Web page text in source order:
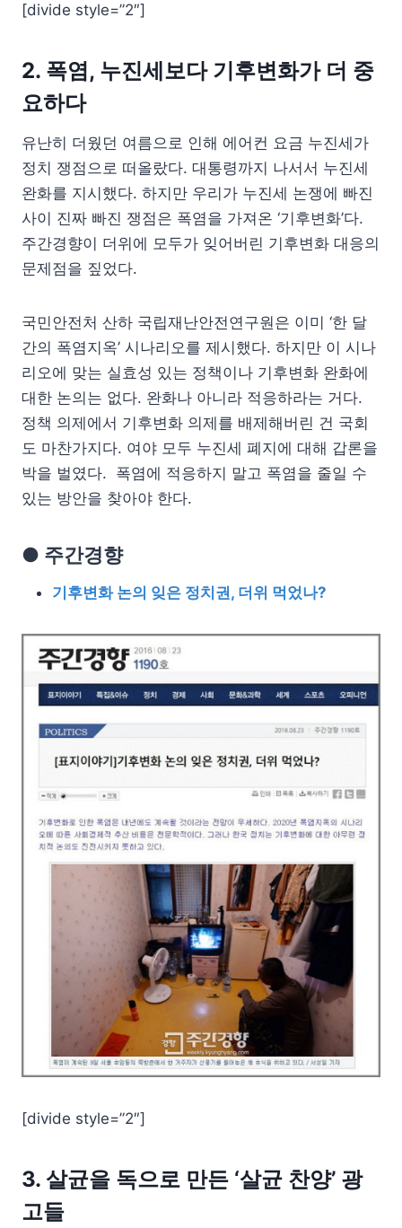
[divide style=”2″]
2. 폭염, 누진세보다 기후변화가 더 중
요하다
유난히 더웠던 여름으로 인해 에어컨 요금 누진세가
정치 쟁점으로 떠올랐다. 대통령까지 나서서 누진세
완화를 지시했다. 하지만 우리가 누진세 논쟁에 빠진
사이 진짜 빠진 쟁점은 폭염을 가져온 ‘기후변화’다.
주간경향이 더위에 모두가 잊어버린 기후변화 대응의
문제점을 짚었다.
국민안전처 산하 국립재난안전연구원은 이미 ‘한 달
간의 폭염지옥’ 시나리오를 제시했다. 하지만 이 시나
리오에 맞는 실효성 있는 정책이나 기후변화 완화에
대한 논의는 없다. 완화나 아니라 적응하라는 거다.
정책 의제에서 기후변화 의제를 배제해버린 건 국회
도 마찬가지다. 여야 모두 누진세 폐지에 대해 갑론을
박을 벌였다. 폭염에 적응하지 말고 폭염을 줄일 수
있는 방안을 찾아야 한다.
● 주간경향
기후변화 논의 잊은 정치권, 더위 먹었나?
[divide style=”2″]
3. 살균을 독으로 만든 ‘살균 찬양’ 광
고들